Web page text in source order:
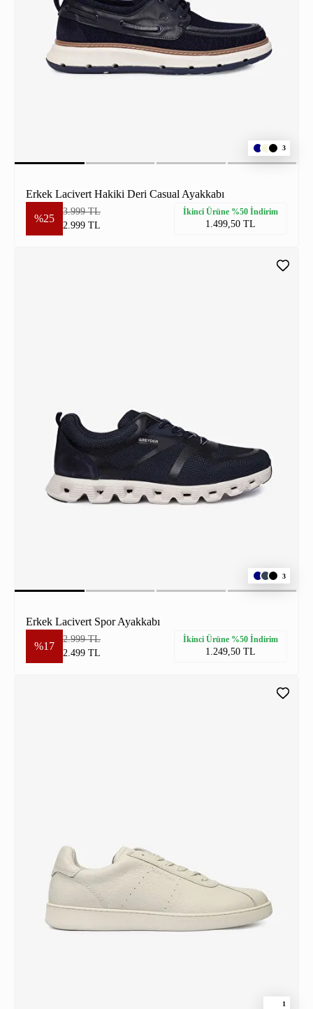
3
Erkek Lacivert Hakiki Deri Casual Ayakkabı
%25
3.999 TL
2.999 TL
İkinci Ürüne %50 İndirim
1.499,50 TL
3
Erkek Lacivert Spor Ayakkabı
%17
2.999 TL
2.499 TL
İkinci Ürüne %50 İndirim
1.249,50 TL
1